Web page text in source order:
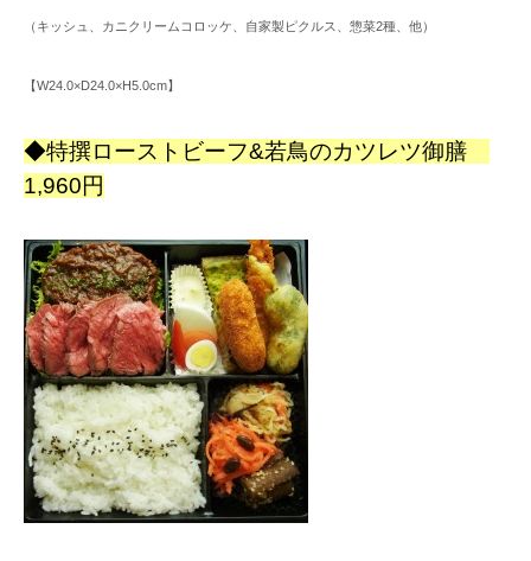
（キッシュ、カニクリームコロッケ、自家製ピクルス、惣菜2種、他）
【W24.0×D24.0×H5.0cm】
◆特撰ローストビーフ&若鳥のカツレツ御膳
1,960円